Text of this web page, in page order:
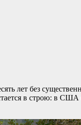
лет без
в строю: в